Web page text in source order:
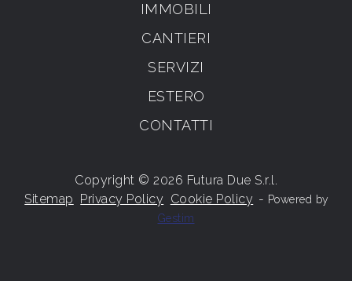
IMMOBILI
CANTIERI
SERVIZI
ESTERO
CONTATTI
Copyright © 2026 Futura Due S.r.l.
Sitemap Privacy Policy Cookie Policy - Powered by
Gestim